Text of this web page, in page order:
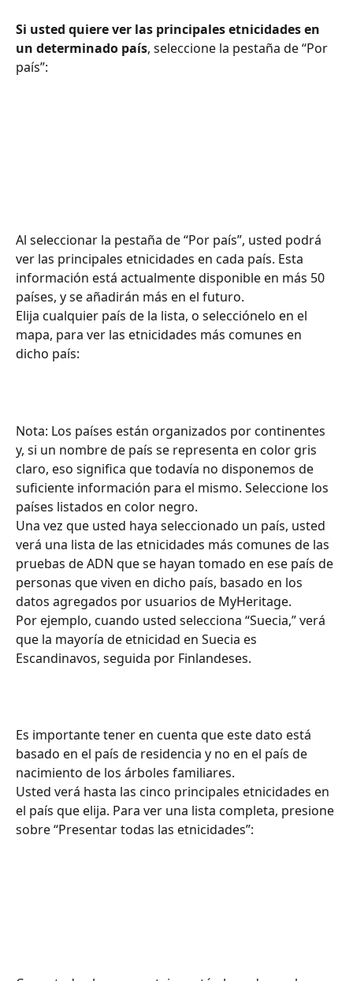
Si usted quiere ver las principales etnicidades en
un determinado país, seleccione la pestaña de “Por
país”:
Al seleccionar la pestaña de “Por país”, usted podrá
ver las principales etnicidades en cada país. Esta
información está actualmente disponible en más 50
países, y se añadirán más en el futuro. ​​
Elija cualquier país de la lista, o selecciónelo en el
mapa, para ver las etnicidades más comunes en
dicho país:
Nota: Los países están organizados por continentes
y, si un nombre de país se representa en color gris
claro, eso significa que todavía no disponemos de
suficiente información para el mismo. Seleccione los
países listados en color negro.​​​​​ ​​
Una vez que usted haya seleccionado un país, usted
verá una lista de las etnicidades más comunes de las
pruebas de ADN que se hayan tomado en ese país de
personas que viven en dicho país, basado en los
datos agregados por usuarios de MyHeritage.​​​​​ ​​
Por ejemplo, cuando usted selecciona “Suecia,” verá
que la mayoría de etnicidad en Suecia es
Escandinavos, seguida por Finlandeses.
Es importante tener en cuenta que este dato está
basado en el país de residencia y no en el país de
nacimiento de los árboles familiares. ​​
Usted verá hasta las cinco principales etnicidades en
el país que elija. Para ver una lista completa, presione
sobre “Presentar todas las etnicidades”: